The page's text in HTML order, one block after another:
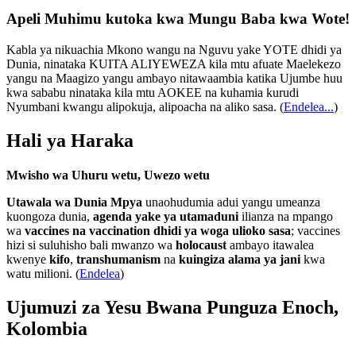
Apeli Muhimu kutoka kwa Mungu Baba kwa Wote!
Kabla ya nikuachia Mkono wangu na Nguvu yake YOTE dhidi ya
Dunia, ninataka KUITA ALIYEWEZA kila mtu afuate Maelekezo
yangu na Maagizo yangu ambayo nitawaambia katika Ujumbe huu
kwa sababu ninataka kila mtu AOKEE na kuhamia kurudi
Nyumbani kwangu alipokuja, alipoacha na aliko sasa. (Endelea...)
Hali ya Haraka
Mwisho wa Uhuru wetu, Uwezo wetu
Utawala wa Dunia Mpya unaohudumia adui yangu umeanza
kuongoza dunia, agenda yake ya utamaduni ilianza na mpango
wa vaccines na vaccination dhidi ya woga ulioko sasa; vaccines
hizi si suluhisho bali mwanzo wa holocaust ambayo itawalea
kwenye kifo, transhumanism na kuingiza alama ya jani kwa
watu milioni. (Endelea)
Ujumuzi za Yesu Bwana Punguza Enoch,
Kolombia